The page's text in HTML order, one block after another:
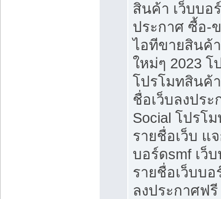
สินค้า เว็บบอ
ประกาศ ซื้อ-
ไอทีขายสินค้
ใหม่ๆ 2023
โปรโมทสินค้
ชื่อเว็บลงปร
Social โปรโ
รายชื่อเว็บ แ
บอร์ดsmf เว็
รายชื่อเว็บบ
ลงประกาศฟรี